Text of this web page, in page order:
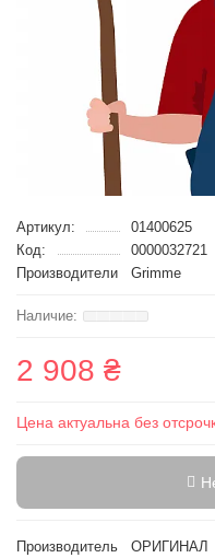
Артикул:
01400625
Код:
0000032721
Производители
Grimme
2 908 ₴
Цена актуальна без
Производитель
ОРИГИНАЛ